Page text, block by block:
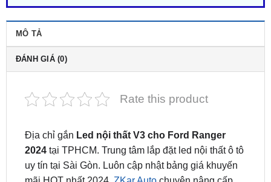
ĐÁNH GIÁ (0)
Địa chỉ gắn
Led nội thất V3 cho Ford Ranger
uy tín tại Sài Gòn. Luôn cập nhật bảng giá khuyến
mãi HOT nhất 2024.ZKar Autochuyên nâng cấp
phụ kiện đồ chơi xe hơi ô tô cao cấp chất lượng.
Liên hệ ngay0949.60.3979hoặc0987.801.029để